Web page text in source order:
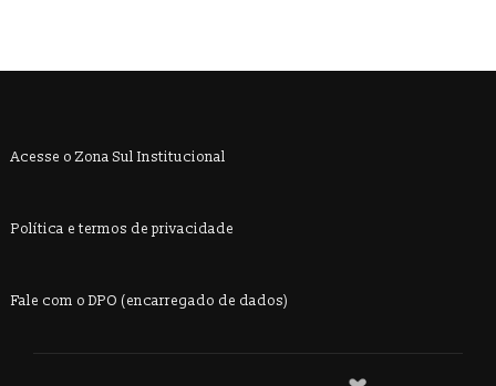
Acesse o Zona Sul Institucional
Política e termos de privacidade
Fale com o DPO (encarregado de dados)